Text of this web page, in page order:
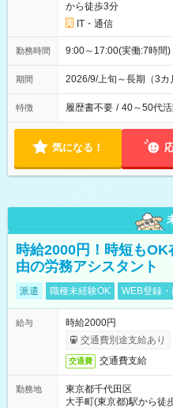
から徒歩3分
IT・通信
勤務時間 9:00～17:00(実働:7時間
期間 2026/9/上旬～長期（3
特徴 履歴書不要 / 40～50代
気になる！
時給2000円！時短も
由の労務アシスタント
派遣 職種未経験OK WEB登録
給与
時給2000円
交通費別途支給あり
交通費 交通費支給
勤務地
東京都千代田区
大手町(東京都)駅から徒